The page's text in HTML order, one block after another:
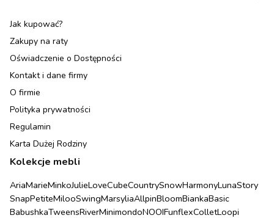
Jak kupować?
Zakupy na raty
Oświadczenie o Dostępności
Kontakt i dane firmy
O firmie
Polityka prywatności
Regulamin
Karta Dużej Rodziny
Kolekcje mebli
AriaMarieMinkoJulieLoveCubeCountrySnowHarmonyLunaStory
SnapPetiteMilooSwingMarsyliaAllpinBloomBiankaBasic
BabushkaTweensRiverMinimondoNOOIFunflexColletLoopi